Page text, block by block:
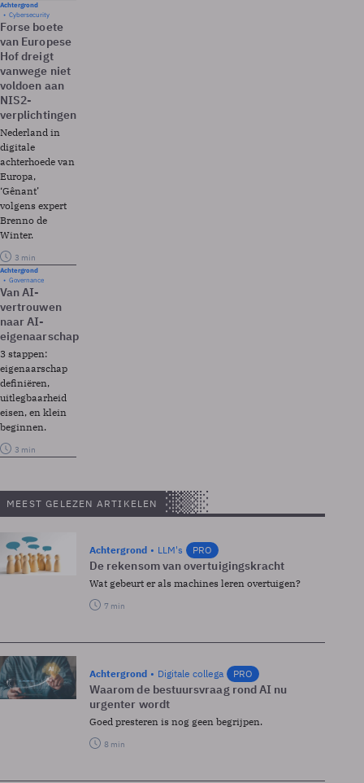
Achtergrond
Cybersecurity
Forse boete
van Europese
Hof dreigt
vanwege niet
voldoen aan
NIS2-
verplichtingen
Nederland in
digitale
achterhoede van
Europa,
‘Gênant’
volgens expert
Brenno de
Winter.
3 min
Achtergrond
Governance
Van AI-
vertrouwen
naar AI-
eigenaarschap
3 stappen:
eigenaarschap
definiëren,
uitlegbaarheid
eisen, en klein
beginnen.
3 min
MEEST GELEZEN ARTIKELEN
Achtergrond LLM's PRO
De rekensom van overtuigingskracht
Wat gebeurt er als machines leren overtuigen?
7 min
Achtergrond Digitale collega PRO
Waarom de bestuursvraag rond AI nu
urgenter wordt
Goed presteren is nog geen begrijpen.
8 min